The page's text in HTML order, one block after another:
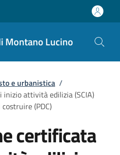
Montano Lucino
e urbanistica /
attività edilizia (SCIA)
(PDC)
certificata